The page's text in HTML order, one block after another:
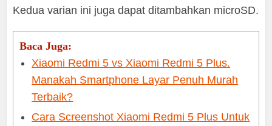
Kedua varian ini juga dapat ditambahkan microSD.
Baca Juga:
Xiaomi Redmi 5 vs Xiaomi Redmi 5 Plus.
Manakah Smartphone Layar Penuh Murah
Terbaik?
Cara Screenshot Xiaomi Redmi 5 Plus Untuk